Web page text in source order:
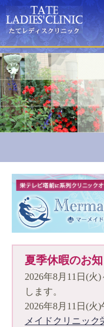
夏季休暇のお
2026年8月11日(火
します。
2026年8月11日(火
メイドクリニック